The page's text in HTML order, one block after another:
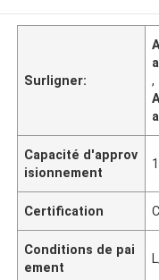
Surligner:
,
Capacité d'approv
isionnement
Certification
Conditions de pai
ement